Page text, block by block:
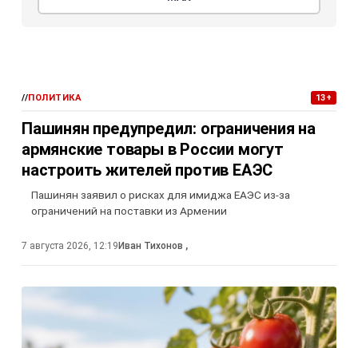
//ПОЛИТИКА 13+
Пашинян предупредил: ограничения на
армянские товары в России могут
настроить жителей против ЕАЭС
Пашинян заявил о рисках для имиджа ЕАЭС из-за
ограничений на поставки из Армении
7 августа 2026, 12:19 Иван Тихонов ,